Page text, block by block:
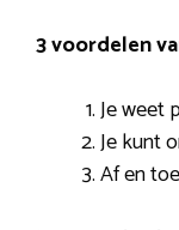
3 voordelen
Je weet
Je kunt
Af en